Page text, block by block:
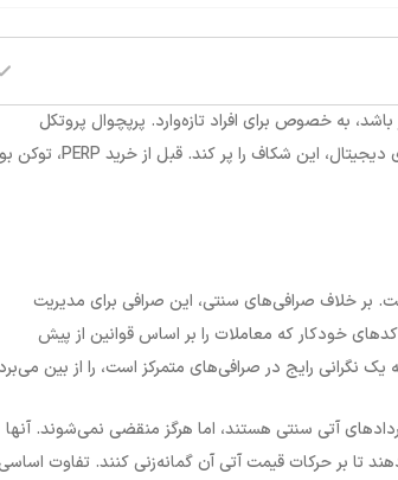
به خصوص برای افراد تازه‌وارد. پرپچوال پروتکل
این شکاف را پر کند. قبل از خرید PERP، توکن
بر خلاف صرافی‌های سنتی، این صرافی برای مدیریت
خودکار که معاملات را بر اساس قوانین از پیش
رایج در صرافی‌های متمرکز است، را از بین
آتی سنتی هستند، اما هرگز منقضی نمی‌شوند. آنها
تا بر حرکات قیمت آتی آن گمانه‌زنی کنند. تفاوت